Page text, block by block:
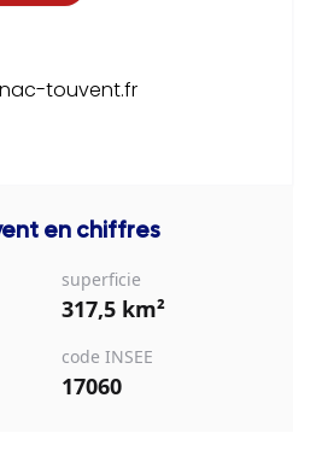
touvent.fr
en chiffres
superficie
317,5 km²
code INSEE
17060